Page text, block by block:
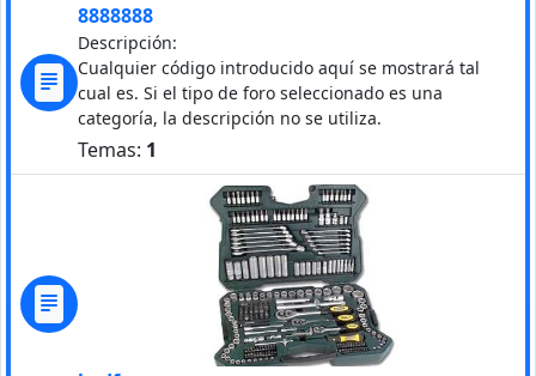
8888888
Descripción:
Cualquier código introducido aquí se mostrará tal
cual es. Si el tipo de foro seleccionado es una
categoría, la descripción no se utiliza.
Temas: 1